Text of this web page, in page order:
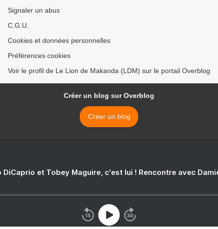
Signaler un abus
C.G.U.
Cookies et données personnelles
Préférences cookies
Voir le profil de Le Lion de Makanda (LDM) sur le portail Overblog
Créer un blog sur Overblog
Créer un blog
DiCaprio et Tobey Maguire, c'est lui ! Rencontre avec